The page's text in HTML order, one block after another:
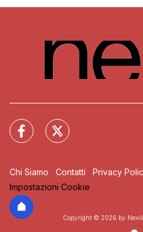
Chi Siamo Contatti Privacy
Impostazioni Cookie
Copyright © 2026 by